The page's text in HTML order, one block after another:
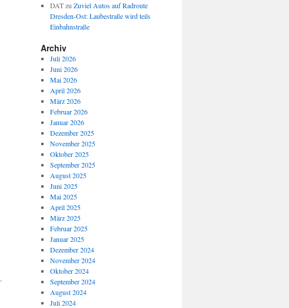
,
DATzu Zuviel Autos auf Radroute
Dresden-Ost: Laubestraße wird teils
Einbahnstraße
Archiv
Juli 2026
Juni 2026
Mai 2026
April 2026
März 2026
Februar 2026
Januar 2026
Dezember 2025
November 2025
Oktober 2025
September 2025
August 2025
Juni 2025
Mai 2025
April 2025
März 2025
Februar 2025
Januar 2025
Dezember 2024
November 2024
Oktober 2024
September 2024
August 2024
Juli 2024